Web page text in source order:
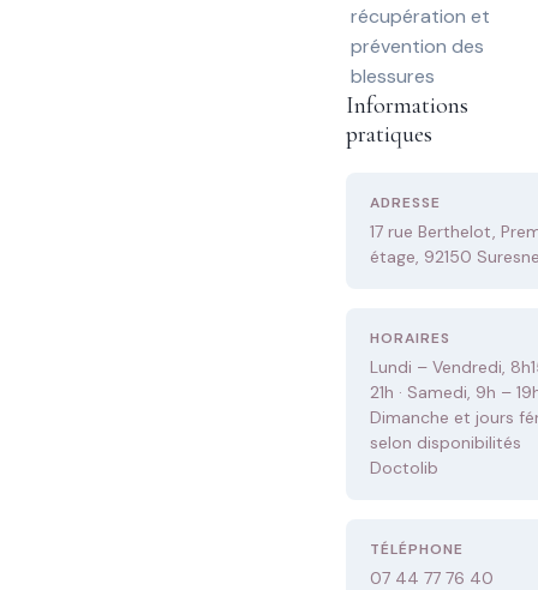
récupération et
prévention des
blessures
Informations
pratiques
ADRESSE
17 rue Berthelot,
étage, 92150
HORAIRES
Lundi – Vendredi,
21h · Samedi, 9h –
Dimanche et jours
selon disponibilités
Doctolib
TÉLÉPHONE
07 44 77 76 40